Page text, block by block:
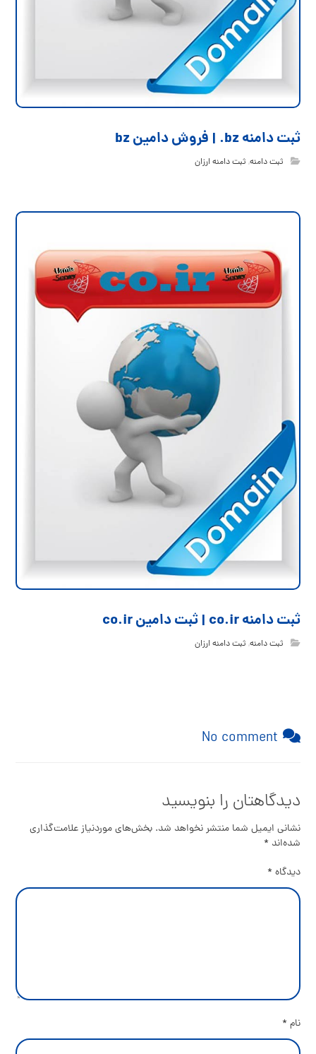
ثبت دامنه bz. | فروش دامین bz
ثبت دامنه, ثبت دامنه ارزان
ثبت دامنه co.ir | ثبت دامین co.ir
ثبت دامنه, ثبت دامنه ارزان
No comment
دیدگاهتان را بنویسید
نشانی ایمیل شما منتشر نخواهد شد. بخش‌های موردنیاز علامت‌گذاری
شده‌اند*
دیدگاه*
نام*